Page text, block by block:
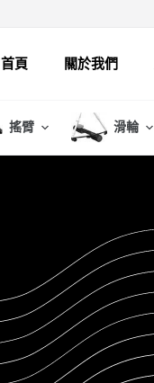
首頁 關於我們
搖臂 滑輪